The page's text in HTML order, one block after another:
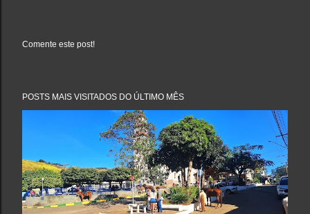
a
u
e
n
t
á
r
i
Comente este post!
POSTS MAIS VISITADOS DO ÚLTIMO MÊS